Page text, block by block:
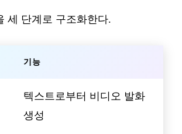
세 단계로 구조화한다.
기능
텍스트로부터 비디오 발화
생성